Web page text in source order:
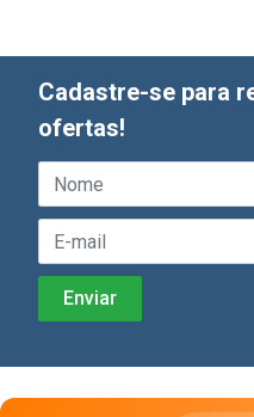
Cadastre-se para
ofertas!